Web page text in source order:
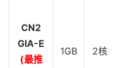
CN2
GIA-E
(最推
1GB 2核